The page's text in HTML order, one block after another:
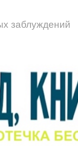
заблуждений